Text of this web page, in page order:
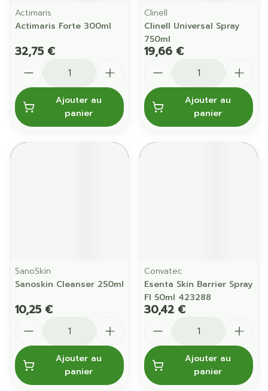
Actimaris
Actimaris Forte 300ml
32,75 €
Ajouter au
panier
Clinell
Clinell Universal Spray
750ml
19,66 €
Ajouter au
panier
SanoSkin
Sanoskin Cleanser 250ml
10,25 €
Ajouter au
panier
Convatec
Esenta Skin Barrier Spray
Fl 50ml 423288
30,42 €
Ajouter au
panier